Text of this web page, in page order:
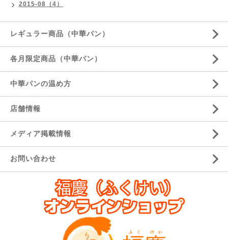
2015-08（4）
レギュラー商品（中華パン）
各月限定商品（中華パン）
中華パンの温め方
店舗情報
メディア掲載情報
お問い合わせ